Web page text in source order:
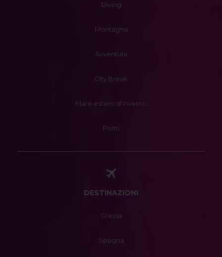
Diving
Montagna
Avventura
City Break
Mare estero d'inverno
Ponti
DESTINAZIONI
Grecia
Spagna